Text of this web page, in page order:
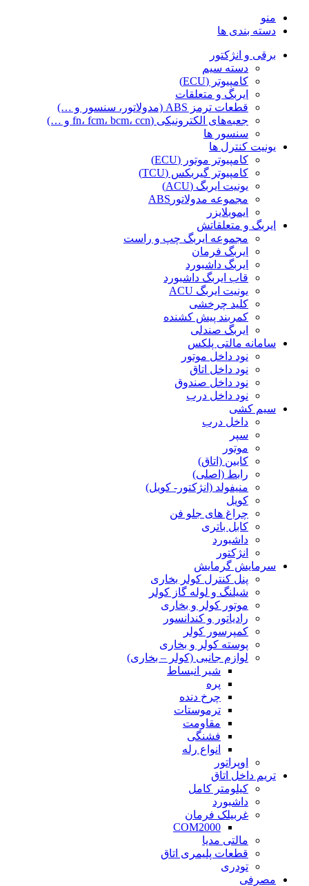
منو
دسته بندی ها
برقی و انژکتور
دسته سیم
کامپیوتر (ECU)
ایربگ و متعلقات
قطعات ترمز ABS (مدولاتور، سنسور و …)
جعبه‌های الکترونیکی (fn، fcm، bcm، ccn و …)
سنسور ها
یونیت کنترل ها
کامپیوتر موتور (ECU)
کامپیوتر گیربکس (TCU)
یونیت ایربگ (ACU)
مجموعه مدولاتورABS
ایموبلایزر
ایربگ و متعلقاتش
مجموعه ایربگ چپ و راست
ایربگ فرمان
ایربگ داشبورد
قاب ایربگ داشبورد
یونیت ایربگ ACU
کلید چرخشی
کمربند پیش کشنده
ایربگ صندلی
سامانه مالتی پلکس
نود داخل موتور
نود داخل اتاق
نود داخل صندوق
نود داخل درب
سیم کشی
داخل درب
سپر
موتور
کابین (اتاق)
رابط (اصلی)
منیفولد (انژکتور- کویل)
کویل
چراغ های جلو فن
کابل باتری
داشبورد
انژکتور
سرمایش گرمایش
پنل کنترل کولر بخاری
شیلنگ و لوله گاز کولر
موتور کولر و بخاری
رادیاتور و کندانسور
کمپرسور کولر
پوسته کولر و بخاری
لوازم جانبی (کولر – بخاری)
شیر انبساط
پره
چرخ دنده
ترموستات
مقاومت
فشنگی
انواع رله
اوپراتور
تریم داخل اتاق
کیلومتر کامل
داشبورد
غربیلک فرمان
COM2000
مالتی مدیا
قطعات پلیمری اتاق
تودری
مصرفی